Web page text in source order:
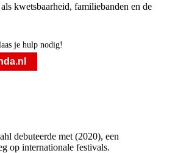
kwetsbaarheid, familiebanden en de
je hulp nodig!
debuteerde met (2020), een
op internationale festivals.